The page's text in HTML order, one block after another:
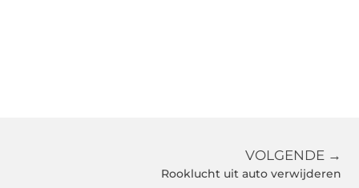
VOLGENDE →
Rooklucht uit auto verwijderen